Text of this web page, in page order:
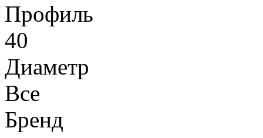
Профиль
40
Диаметр
Все
Бренд